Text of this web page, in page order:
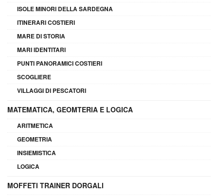
ISOLE MINORI DELLA SARDEGNA
ITINERARI COSTIERI
MARE DI STORIA
MARI IDENTITARI
PUNTI PANORAMICI COSTIERI
SCOGLIERE
VILLAGGI DI PESCATORI
MATEMATICA, GEOMTERIA E LOGICA
ARITMETICA
GEOMETRIA
INSIEMISTICA
LOGICA
MOFFETI TRAINER DORGALI